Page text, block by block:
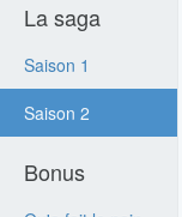
La saga
Saison 1
Saison 2
Bonus